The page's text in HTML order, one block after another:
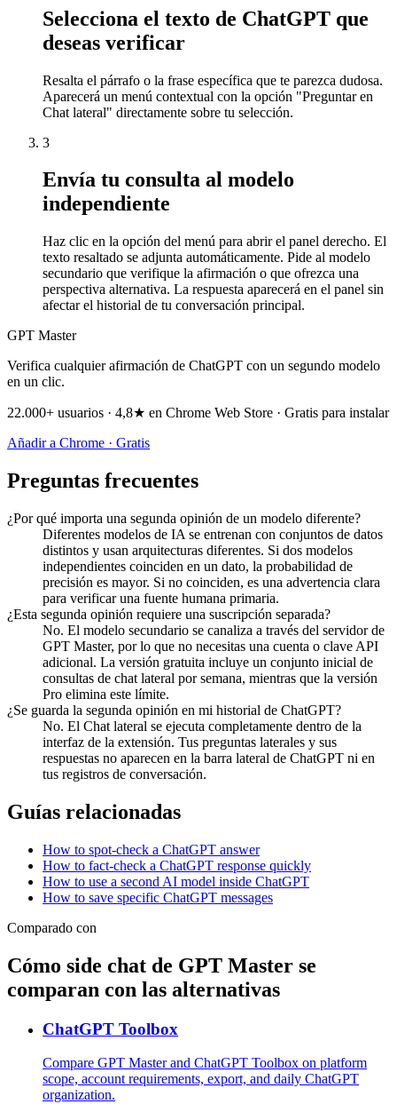
Selecciona el texto de ChatGPT que
deseas verificar
Resalta el párrafo o la frase específica que te parezca dudosa.
Aparecerá un menú contextual con la opción "Preguntar en
Chat lateral" directamente sobre tu selección.
3
Envía tu consulta al modelo
independiente
Haz clic en la opción del menú para abrir el panel derecho. El
texto resaltado se adjunta automáticamente. Pide al modelo
secundario que verifique la afirmación o que ofrezca una
perspectiva alternativa. La respuesta aparecerá en el panel sin
afectar el historial de tu conversación principal.
GPT Master
Verifica cualquier afirmación de ChatGPT con un segundo modelo
en un clic.
22.000+ usuarios · 4,8★ en Chrome Web Store · Gratis para instalar
Añadir a Chrome · Gratis
Preguntas frecuentes
¿Por qué importa una segunda opinión de un modelo diferente?
Diferentes modelos de IA se entrenan con conjuntos de datos
distintos y usan arquitecturas diferentes. Si dos modelos
independientes coinciden en un dato, la probabilidad de
precisión es mayor. Si no coinciden, es una advertencia clara
para verificar una fuente humana primaria.
¿Esta segunda opinión requiere una suscripción separada?
No. El modelo secundario se canaliza a través del servidor de
GPT Master, por lo que no necesitas una cuenta o clave API
adicional. La versión gratuita incluye un conjunto inicial de
consultas de chat lateral por semana, mientras que la versión
Pro elimina este límite.
¿Se guarda la segunda opinión en mi historial de ChatGPT?
No. El Chat lateral se ejecuta completamente dentro de la
interfaz de la extensión. Tus preguntas laterales y sus
respuestas no aparecen en la barra lateral de ChatGPT ni en
tus registros de conversación.
Guías relacionadas
How to spot-check a ChatGPT answer
How to fact-check a ChatGPT response quickly
How to use a second AI model inside ChatGPT
How to save specific ChatGPT messages
Comparado con
Cómo side chat de GPT Master se
comparan con las alternativas
ChatGPT Toolbox
Compare GPT Master and ChatGPT Toolbox on platform
scope, account requirements, export, and daily ChatGPT
organization.